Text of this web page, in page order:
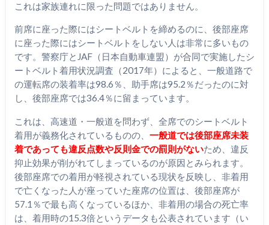
これは家族連れに限った問題ではありません。
前席に座った際にはシートベルトを締めるのに、後部座席
に座った際にはシートベルトをしない人は非常に多いもの
です。警察庁とJAF（日本自動車連盟）が合同で実施したシ
ートベルト着用状況調査（2017年）によると、一般道路で
の運転席の装着率は98.6％、助手席は95.2％だったのに対
し、後部座席では36.4％に留まっています。
これは、高速道・一般道を問わず、全席でのシートベルト
着用が義務化されているものの、 一般道では後部座席未装
着であっても違反点数や反則金での罰則がないため、違反
抑止効果が削がれてしまっているのが原因とみられます。
後部座席での着用が軽視されている現状を反映し、非着用
で亡くなった人が座っていた座席の位置は、後部座席が
57.1％で最も高くなっているほか、非着用の場合の死亡率
は、着用時の15.3倍というデータも公表されています（い